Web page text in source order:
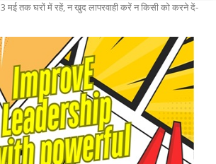
3 मई तक घरों में रहें, न खुद लापरवाही करें न किसी को करने दें-